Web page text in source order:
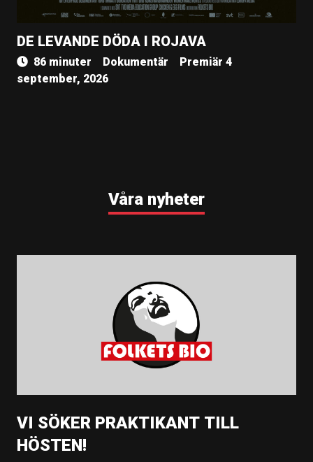
DE LEVANDE DÖDA I ROJAVA
86 minuter Dokumentär
Premiär 4
september, 2026
Våra nyheter
VI SÖKER PRAKTIKANT TILL
HÖSTEN!